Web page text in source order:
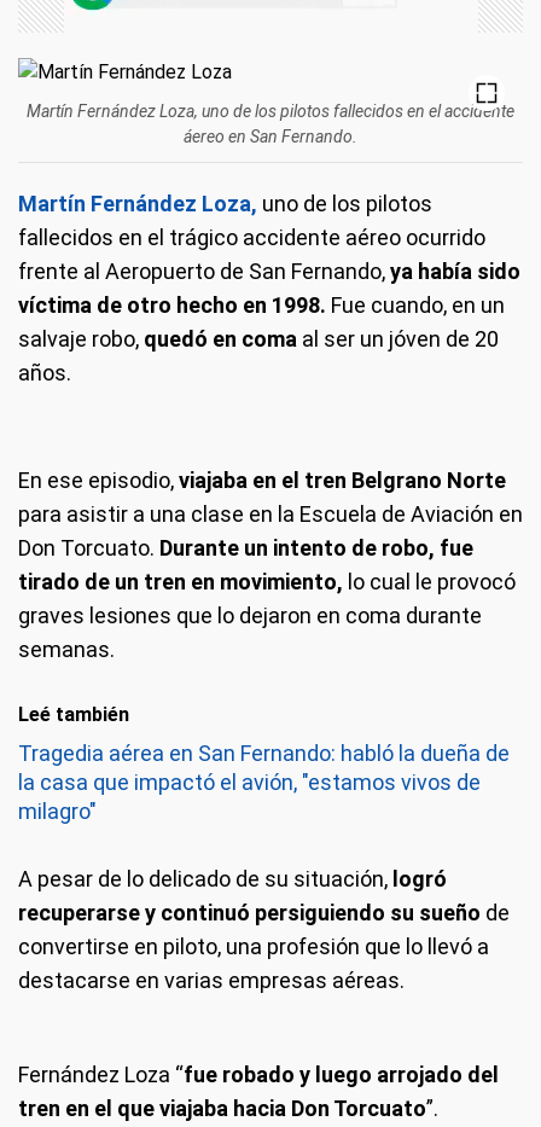
Martín Fernández Loza, uno de los pilotos fallecidos en el accidente
áereo en San Fernando.
Martín Fernández Loza, uno de los pilotos
fallecidos en el trágico accidente aéreo ocurrido
frente al Aeropuerto de San Fernando,ya había sido
víctima de otro hecho en 1998. Fue cuando, en un
salvaje robo, quedó en coma al ser un jóven de 20
años.
En ese episodio,viajaba en el tren Belgrano Norte
para asistir a una clase en la Escuela de Aviación en
Don Torcuato. Durante un intento de robo, fue
tirado de un tren en movimiento, lo cual le provocó
graves lesiones que lo dejaron en coma durante
semanas.
Leé también
Tragedia aérea en San Fernando: habló la dueña de
la casa que impactó el avión, "estamos vivos de
milagro"
A pesar de lo delicado de su situación, logró
recuperarse y continuó persiguiendo su sueño de
convertirse en piloto, una profesión que lo llevó a
destacarse en varias empresas aéreas.
Fernández Loza “fue robado y luego arrojado del
tren en el que viajaba hacia Don Torcuato”.